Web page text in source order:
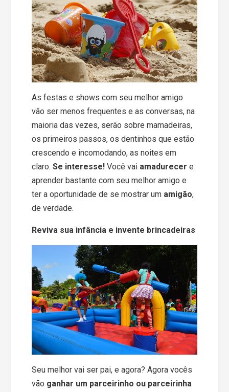
As festas e shows com seu melhor amigo
vão ser menos frequentes e as conversas, na
maioria das vezes, serão sobre mamadeiras,
os primeiros passos, os dentinhos que estão
crescendo e incomodando, as noites em
claro.Se interesse! Você vai amadurecer e
aprender bastante com seu melhor amigo e
ter a oportunidade de se mostrar um amigão,
de verdade.
Reviva sua infância e invente brincadeiras
Seu melhor vai ser pai, e agora? Agora vocês
vão ganhar um parceirinho ou parceirinha